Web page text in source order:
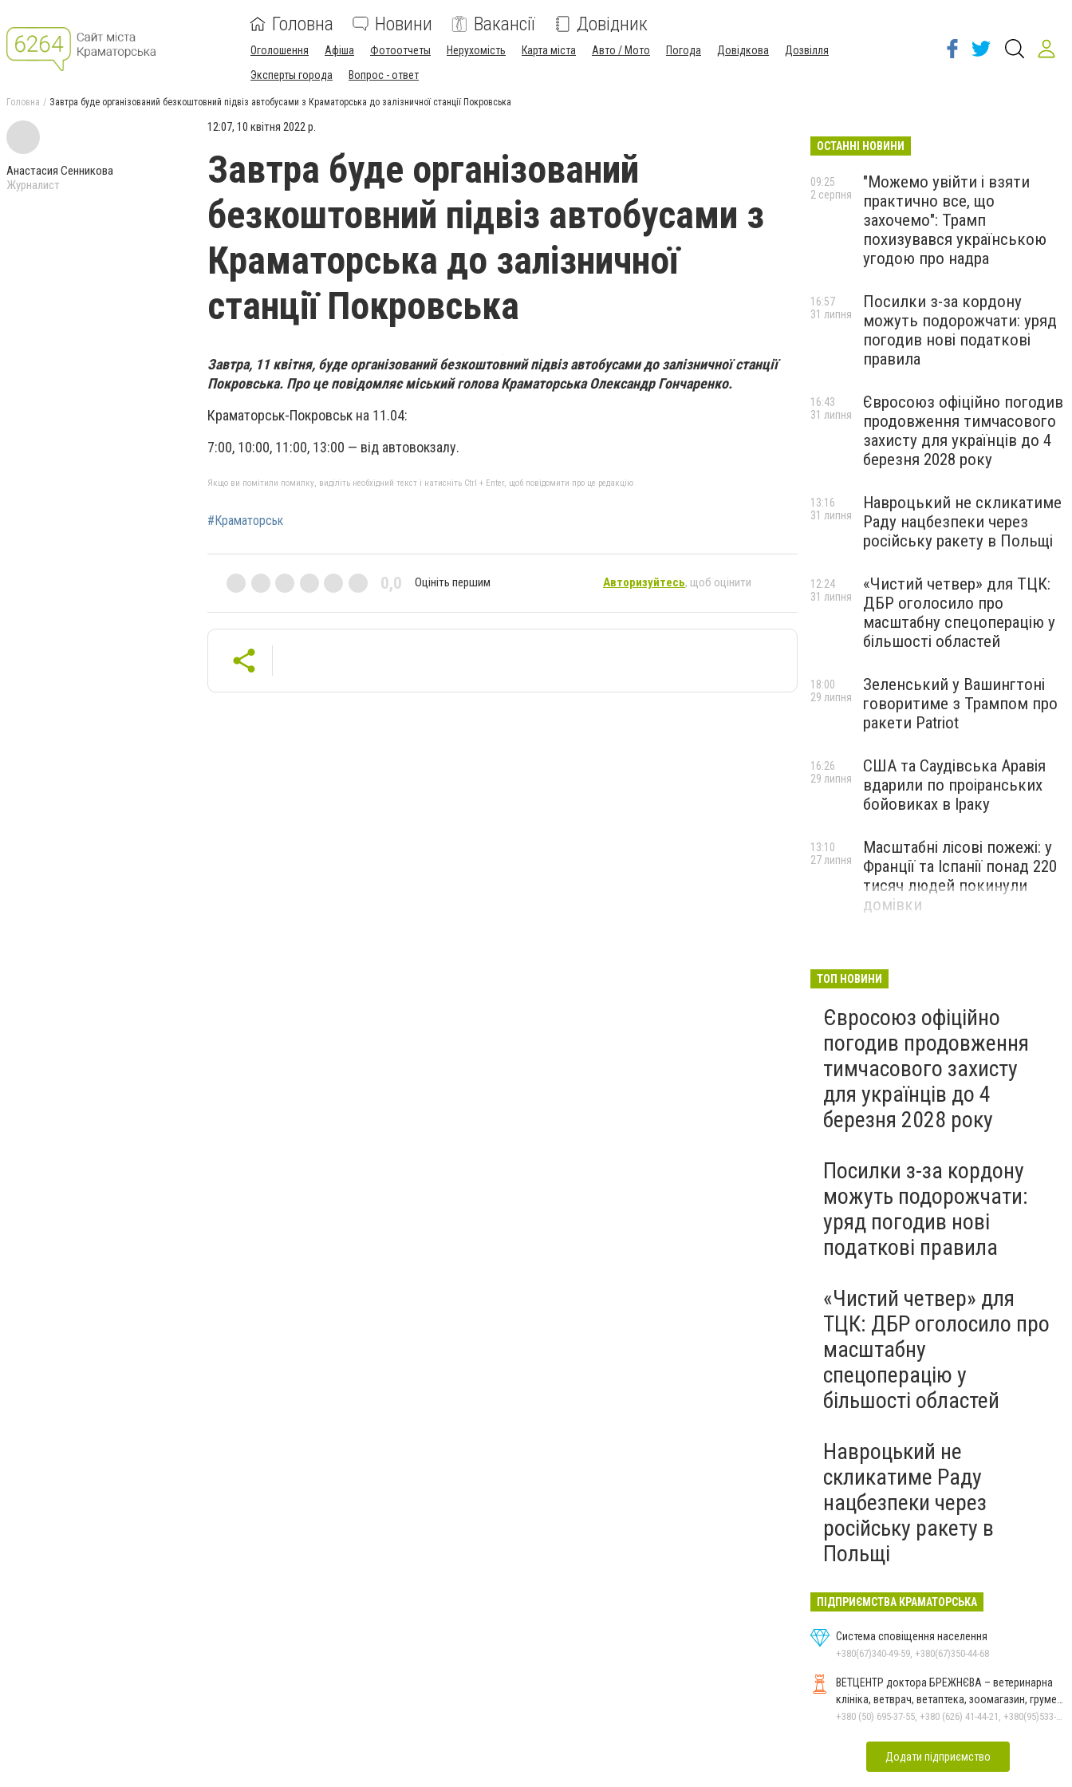
Головна Новини Вакансії Довідник
Оголошення Афіша Фотоотчеты Нерухомість Карта міста Авто / Мото Погода Довідкова
Дозвілля
Эксперты города
Вопрос - ответ
Головна Завтра буде організований безкоштовний підвіз автобусами з Краматорська до залізничної станції Покровська
Анастасия Сенникова
Журналист
12:07, 10 квітня 2022 р.
Завтра буде організований
безкоштовний підвіз автобусами з
Краматорська до залізничної
станції Покровська
Завтра, 11 квітня, буде організований безкоштовний підвіз автобусами до залізничної станції
Покровська. Про це повідомляє міський голова Краматорська Олександр Гончаренко.
Краматорськ-Покровськ на 11.04:
7:00, 10:00, 11:00, 13:00 — від автовокзалу.
Якщо ви помітили помилку, виділіть необхідний текст і натисніть Ctrl + Enter, щоб повідомити про це редакцію
#Краматорськ
0,0 Оцініть першим Авторизуйтесь, щоб оцінити
ОСТАННІ НОВИНИ
"Можемо увійти і взяти
практично все, що
захочемо": Трамп
похизувався українською
угодою про надра
09:25
2 серпня
Посилки з-за кордону
можуть подорожчати: уряд
погодив нові податкові
правила
16:57
31 липня
Євросоюз офіційно погодив
продовження тимчасового
захисту для українців до 4
березня 2028 року
16:43
31 липня
Навроцький не скликатиме
Раду нацбезпеки через
російську ракету в Польщі
13:16
31 липня
«Чистий четвер» для ТЦК:
ДБР оголосило про
масштабну спецоперацію у
більшості областей
12:24
31 липня
Зеленський у Вашингтоні
говоритиме з Трампом про
ракети Patriot
18:00
29 липня
США та Саудівська Аравія
вдарили по проіранських
бойовиках в Іраку
16:26
29 липня
Масштабні лісові пожежі: у
Франції та Іспанії понад 220
тисяч людей покинули
домівки
13:10
27 липня
ТОП НОВИНИ
Євросоюз офіційно
погодив продовження
тимчасового захисту
для українців до 4
березня 2028 року
Посилки з-за кордону
можуть подорожчати:
уряд погодив нові
податкові правила
«Чистий четвер» для
ТЦК: ДБР оголосило про
масштабну
спецоперацію у
більшості областей
Навроцький не
скликатиме Раду
нацбезпеки через
російську ракету в
Польщі
ПІДПРИЄМСТВА КРАМАТОРСЬКА
Система сповіщення населення
+380(67)340-49-59, +380(67)350-44-68
ВЕТЦЕНТР доктора БРЕЖНЄВА – ветеринарна
клініка, ветврач, ветаптека, зоомагазин, грумер,
стрижки.
+380 (50) 695-37-55, +380 (626) 41-44-21, +380(95)533-90-03
Додати підприємство